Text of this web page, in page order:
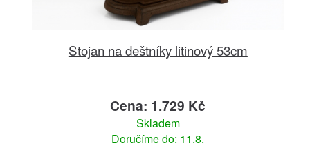
Stojan na deštníky litinový 53cm
Cena: 1.729 Kč
Skladem
Doručíme do: 11.8.